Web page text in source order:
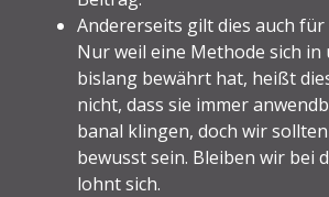
Andererseits gilt dies auch für
Nur weil eine Methode sich
bislang bewährt hat, heißt
nicht, dass sie immer
banal klingen, doch wir
bewusst sein. Bleiben wir bei
lohnt sich.